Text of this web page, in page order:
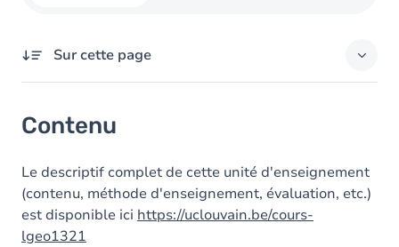
Sur cette page
Contenu
Le descriptif complet de cette unité d'enseignement
(contenu, méthode d'enseignement, évaluation, etc.)
est disponible ici https://uclouvain.be/cours-
lgeo1321